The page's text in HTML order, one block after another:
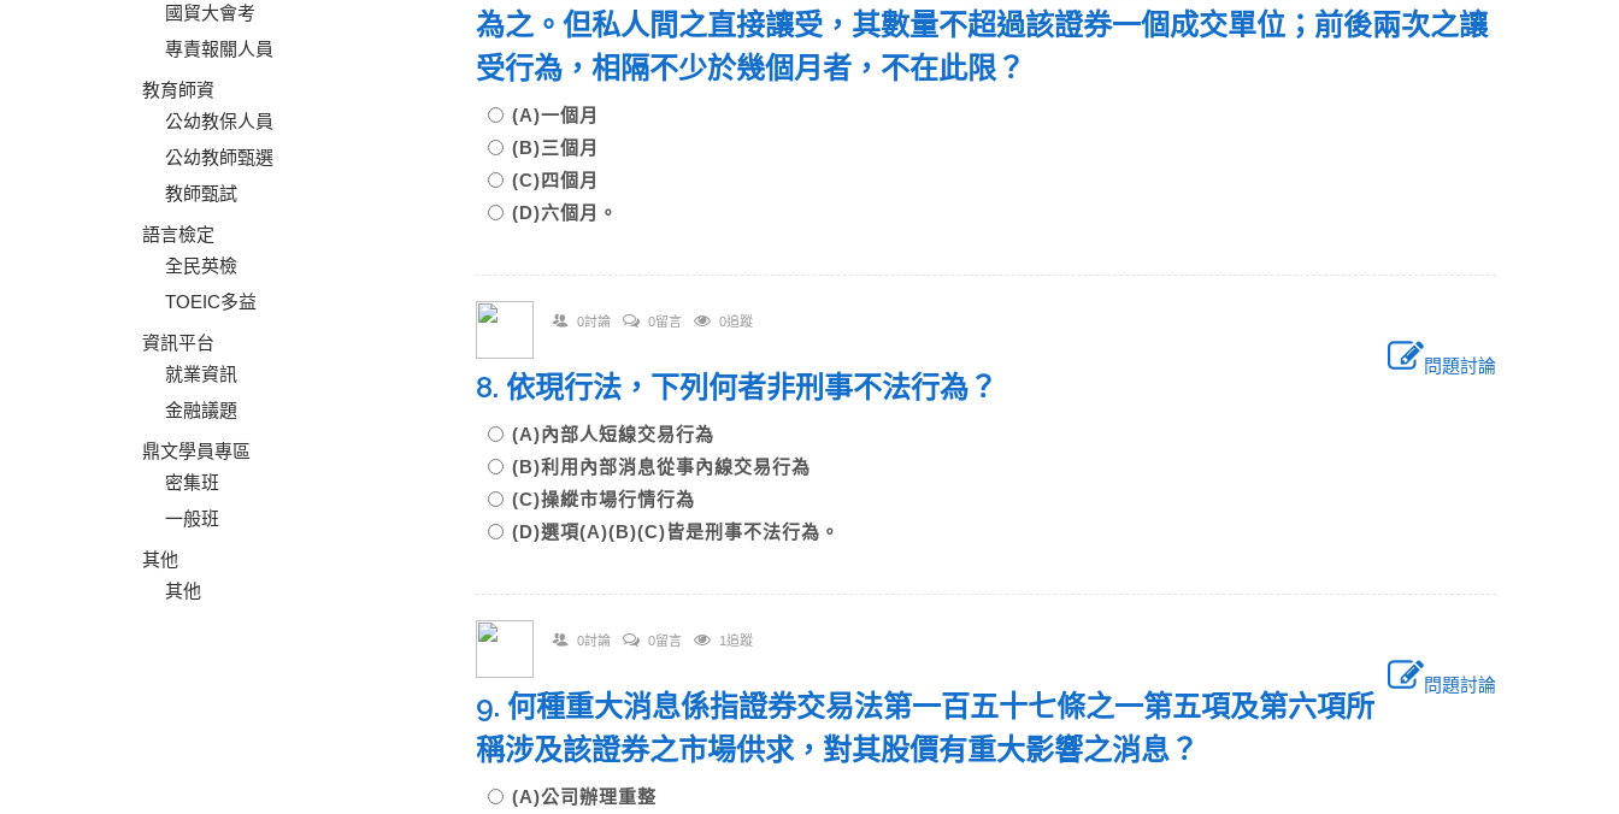
國貿大會考
專責報關人員
教育師資
公幼教保人員
公幼教師甄選
教師甄試
語言檢定
全民英檢
TOEIC多益
資訊平台
就業資訊
金融議題
鼎文學員專區
密集班
一般班
其他
其他
為之。但私人間之直接讓受，其數量不超過該證券一個成交單位；前後兩次之讓
受行為，相隔不少於幾個月者，不在此限？
(A)一個月
(B)三個月
(C)四個月
(D)六個月。
0討論 0留言 0追蹤
問題討論
8. 依現行法，下列何者非刑事不法行為？
(A)內部人短線交易行為
(B)利用內部消息從事內線交易行為
(C)操縱市場行情行為
(D)選項(A)(B)(C)皆是刑事不法行為。
0討論 0留言 1追蹤
問題討論
9. 何種重大消息係指證券交易法第一百五十七條之一第五項及第六項所
稱涉及該證券之市場供求，對其股價有重大影響之消息？
(A)公司辦理重整